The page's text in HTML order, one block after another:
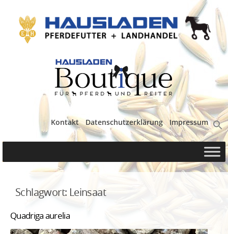
Kontakt Datenschutzerklärung Impressum
Schlagwort: Leinsaat
Quadriga aurelia